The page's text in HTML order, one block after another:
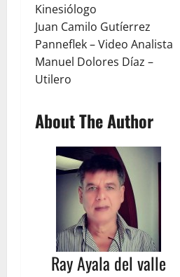
Kinesiólogo
Juan Camilo Gutíerrez
Panneflek – Video Analista
Manuel Dolores Díaz –
Utilero
About The Author
Ray Ayala del valle